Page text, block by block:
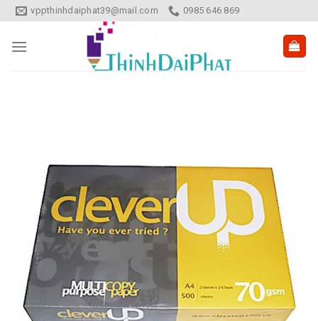
Skip
to
content
vppthinhdaiphat39@mail.com 0985 646 869